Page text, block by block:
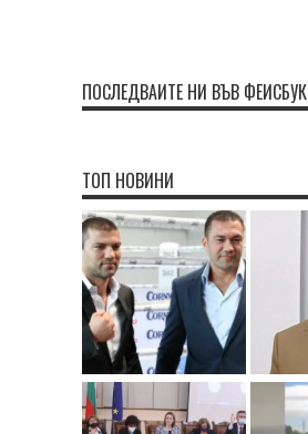
ПОСЛЕДВАЙТЕ НИ ВЪВ ФЕЙСБУК
ТОП НОВИНИ